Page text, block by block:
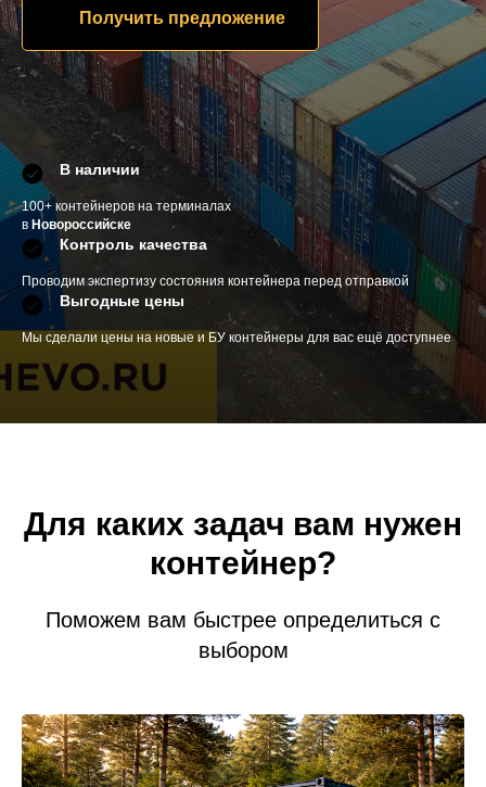
Получить предложение
В наличии
100+ контейнеров на терминалах
в Новороссийске
Контроль качества
Проводим экспертизу состояния контейнера перед отправкой
Выгодные цены
Мы сделали цены на новые и БУ контейнеры для вас ещё доступнее
Для каких задач вам нужен
контейнер?
Поможем вам быстрее определиться с
выбором